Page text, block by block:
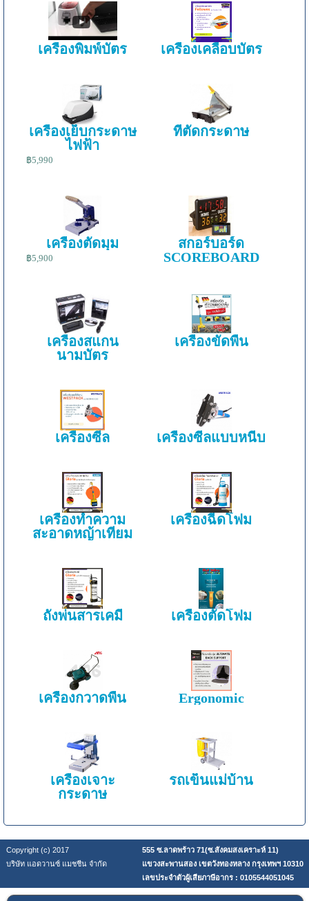
เครื่องพิมพ์บัตร เครื่องเคลือบบัตร
เครื่องเย็บกระดาษ
ไฟฟ้า
฿5,990
ที่ตัดกระดาษ
เครื่องตัดมุม
฿5,900
สกอร์บอร์ด
SCOREBOARD
เครื่องสแกน
นามบัตร
เครื่องขัดพื้น
เครื่องซีล เครื่องซีลแบบหนีบ
เครื่องทำความ
สะอาดหญ้าเทียม
เครื่องฉีดโฟม
ถังพ่นสารเคมี เครื่องตัดโฟม
เครื่องกวาดพื้น Ergonomic
เครื่องเจาะ
กระดาษ
รถเข็นแม่บ้าน
Copyright (c) 2017
555 ซ.ลาดพร้าว 71(ซ.สังคมสงเคราะห์ 11)
บริษัท แอดวานซ์ แมชชีน จำกัด
แขวงสะพานสอง เขตวังทองหลาง กรุงเทพฯ 10310
เลขประจำตัวผู้เสียภาษีอากร : 0105544051045